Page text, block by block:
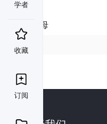
学者
收藏
订阅
首字母